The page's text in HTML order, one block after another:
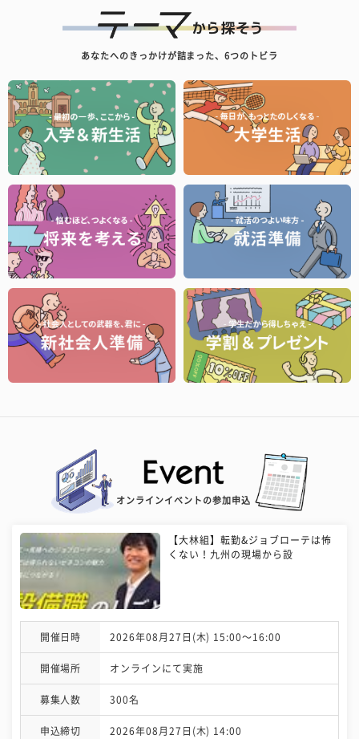
あなたへのきっかけが詰まった、6つのトビラ
オンラインイベントの参加申込
【大林組】転勤&ジョブローテは怖
くない！九州の現場から設
開催日時 2026年08月27日(木) 15:00〜16:00
開催場所 オンラインにて実施
募集人数 300名
申込締切 2026年08月27日(木) 14:00